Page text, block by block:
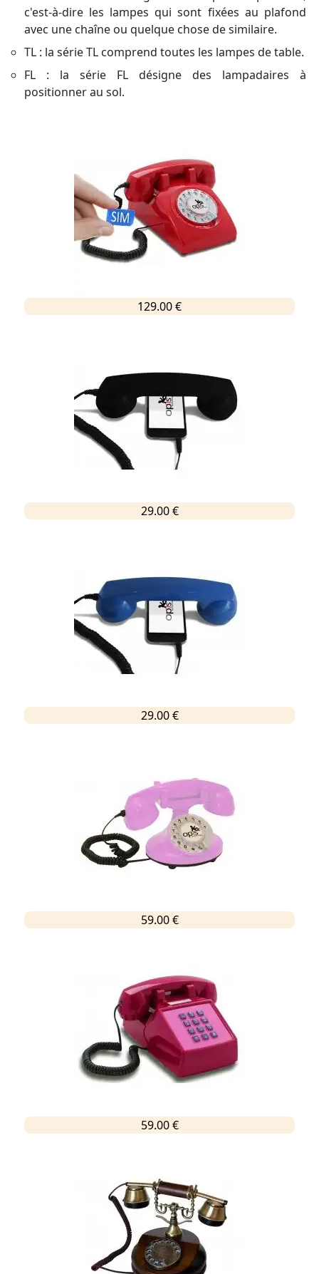
c'est-à-dire les lampes qui sont fixées au plafond
avec une chaîne ou quelque chose de similaire.
TL : la série TL comprend toutes les lampes de table.
FL : la série FL désigne des lampadaires à
positionner au sol.
129.00 €
29.00 €
29.00 €
59.00 €
59.00 €